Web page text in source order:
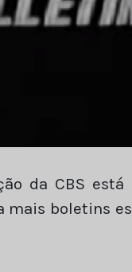
da CBS
boletins